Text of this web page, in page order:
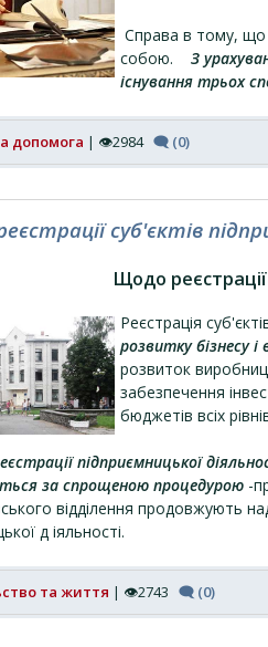
Справа в тому, що
собою. З
існування трьох
допомога | 👁2984 🗨 (0)
суб'єктів
Щодо
Реєстрація
розвитку бізнесу
розвиток
забезпечення
бюджетів всіх
підприємницької
за спрощеною процедурою -
відділення продовжують
д іяльності.
та життя | 👁2743 🗨 (0)